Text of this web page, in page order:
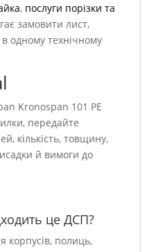
, послуги порізки та
замовити лист,
в одному технічному
Kronospan 101 РЕ
передайте
кількість, товщину,
й вимоги до
це ДСП?
корпусів, полиць,